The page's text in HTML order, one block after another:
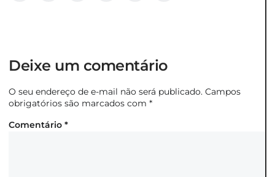
Deixe um comentário
O seu endereço de e-mail não será publicado. Campos
obrigatórios são marcados com *
Comentário *